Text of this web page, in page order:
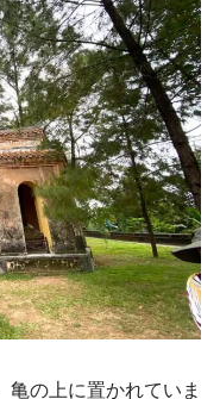
亀の上に置かれていま